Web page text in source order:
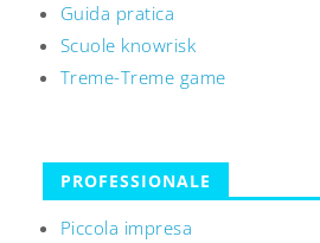
Guida pratica
Scuole knowrisk
Treme-Treme game
PROFESSIONALE
Piccola impresa